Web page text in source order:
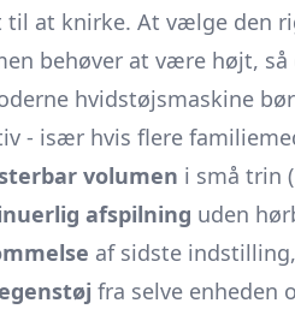
til at knirke. At vælge den
behøver at være højt,
hvidstøjsmaskine
- især hvis flere
volumen i små trin
afspilning uden
af sidste
fra selve enheden